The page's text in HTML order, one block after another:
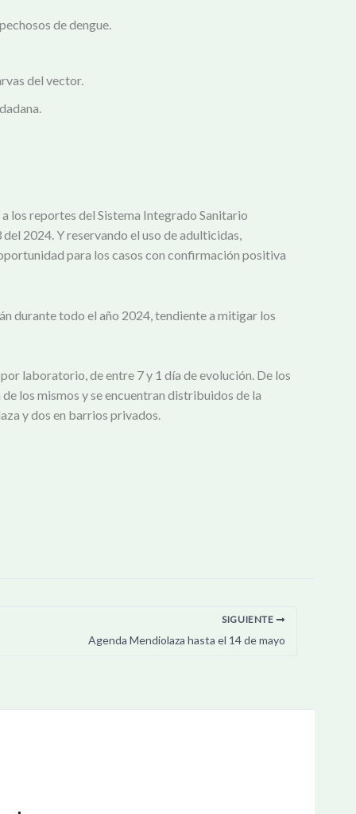
de dengue.
del vector.
los reportes del Sistema Integrado Sanitario
2024. Y reservando el uso de adulticidas,
para los casos con confirmación positiva
durante todo el año 2024, tendiente a mitigar los
laboratorio, de entre 7 y 1 día de evolución. De los
los mismos y se encuentran distribuidos de la
y dos en barrios privados.
SIGUIENTE
Agenda Mendiolaza hasta el 14 de mayo